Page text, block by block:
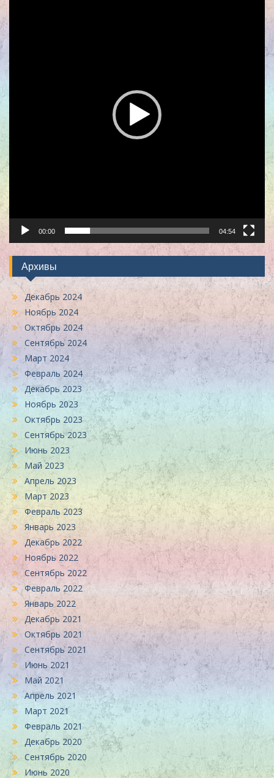
00:00 04:54
Архивы
Декабрь 2024
Ноябрь 2024
Октябрь 2024
Сентябрь 2024
Март 2024
Февраль 2024
Декабрь 2023
Ноябрь 2023
Октябрь 2023
Сентябрь 2023
Июнь 2023
Май 2023
Апрель 2023
Март 2023
Февраль 2023
Январь 2023
Декабрь 2022
Ноябрь 2022
Сентябрь 2022
Февраль 2022
Январь 2022
Декабрь 2021
Октябрь 2021
Сентябрь 2021
Июнь 2021
Май 2021
Апрель 2021
Март 2021
Февраль 2021
Декабрь 2020
Сентябрь 2020
Июнь 2020